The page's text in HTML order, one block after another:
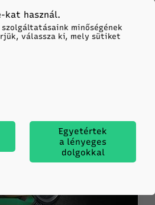
információk a
területéről
kat használ.
minőségének
válassza ki, mely sütiket
Egyetértek
a lényeges
dolgokkal